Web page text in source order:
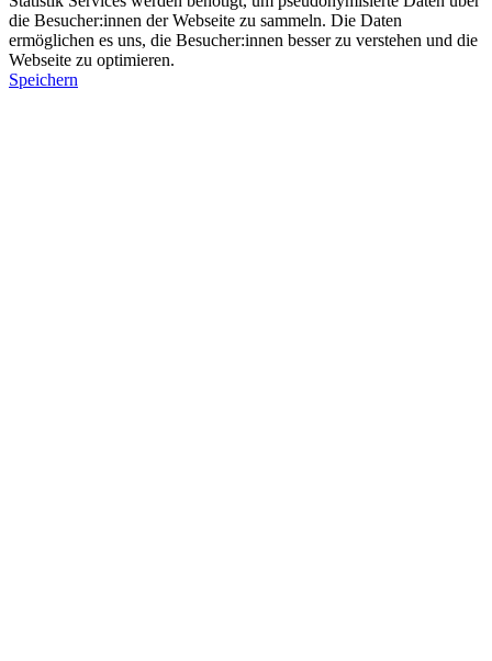
die Besucher:innen der Webseite zu sammeln. Die Daten
ermöglichen es uns, die Besucher:innen besser zu verstehen und die
Webseite zu optimieren.
Speichern